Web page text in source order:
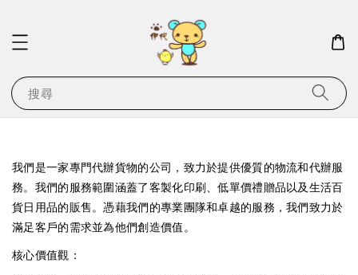
搜尋
我們是一家專門代辦貨物的公司，致力於提供優質的物流和代辦服
務。我們的服務範圍涵蓋了客製化印刷、低單價禮贈品以及生活百
貨日用品的販售。憑藉我們的專業團隊和卓越的服務，我們致力於
滿足客戶的需求並為他們創造價值。
核心價值觀：